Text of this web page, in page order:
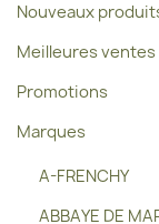
Nouveaux
Meilleures ventes
Promotions
Marques
A-FRENCHY
ABBAYE DE